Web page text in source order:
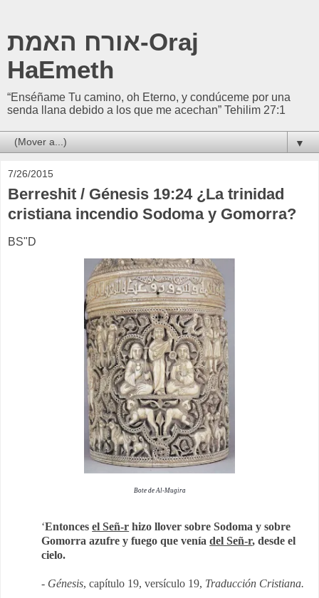
אורח האמת-Oraj
HaEmeth
“Enséñame Tu camino, oh Eterno, y condúceme por una
senda llana debido a los que me acechan” Tehilim 27:1
▼
7/26/2015
Berreshit / Génesis 19:24 ¿La trinidad
cristiana incendio Sodoma y Gomorra?
BS"D
Bote de Al-Mugira
‘Entoncesel Señ-r hizo llover sobre Sodoma y sobre
Gomorra azufre y fuego que veníadel Señ-r, desde el
cielo.
- Génesis, capítulo 19,versículo 19, Traducción Cristiana.